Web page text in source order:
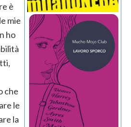
è
mie
ho
che
le
la